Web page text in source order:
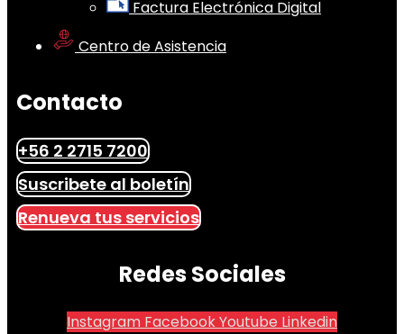
Factura Electrónica Digital
Centro de Asistencia
Contacto
+56 2 2715 7200
Suscribete al boletín
Renueva tus servicios
Redes Sociales
Instagram FacebookYoutube Linkedin